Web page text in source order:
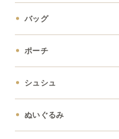
バッグ
ポーチ
シュシュ
ぬいぐるみ